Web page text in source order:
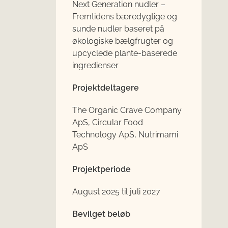
Next Generation nudler –
Fremtidens bæredygtige og
sunde nudler baseret på
økologiske bælgfrugter og
upcyclede plante-baserede
ingredienser
Projektdeltagere
The Organic Crave Company
ApS, Circular Food
Technology ApS, Nutrimami
ApS
Projektperiode
August 2025 til juli 2027
Bevilget beløb